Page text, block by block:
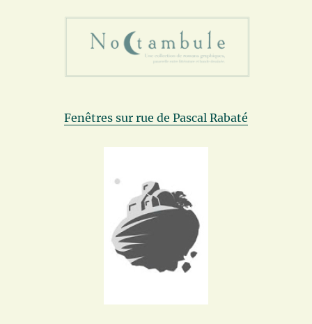
Fenêtres sur rue de Pascal Rabaté